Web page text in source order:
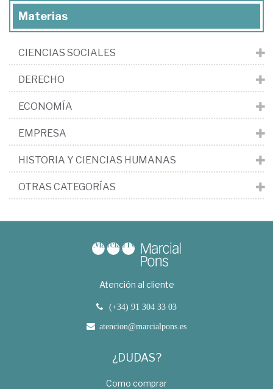
Materias
CIENCIAS SOCIALES
DERECHO
ECONOMÍA
EMPRESA
HISTORIA Y CIENCIAS HUMANAS
OTRAS CATEGORÍAS
Atención al cliente
(+34) 91 304 33 03
atencion@marcialpons.es
¿DUDAS?
Como comprar